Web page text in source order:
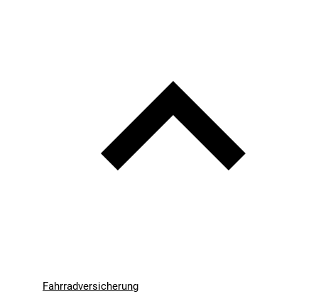
Fahrradversicherung